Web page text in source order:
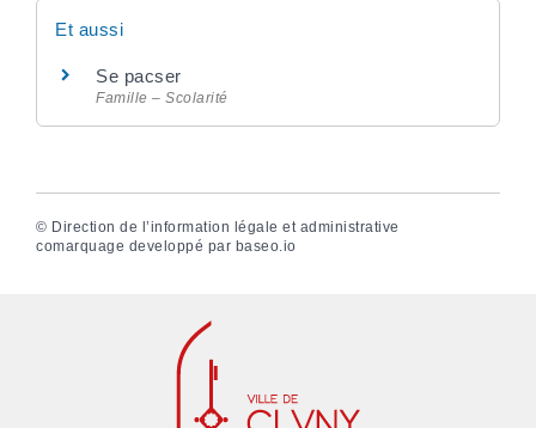
Et aussi
Se pacser
Famille – Scolarité
© Direction de l’information légale et administrative
comarquage developpé par baseo.io